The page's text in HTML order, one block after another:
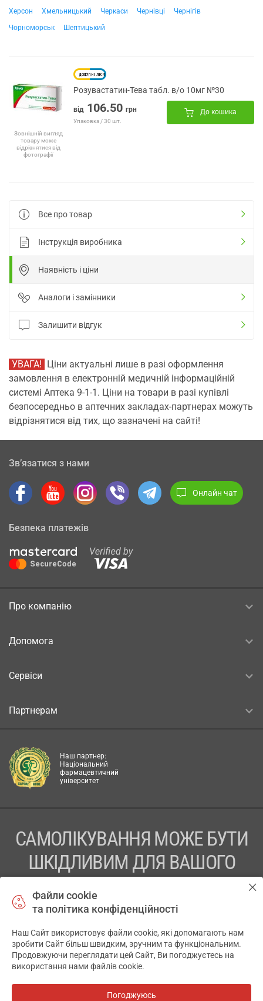
Херсон
Хмельницький Черкаси Чернівці
Чернігів
Чорноморськ
Шептицький
Зовнішній вигляд
товару може
відрізнятися від
фотографії
Розувастатин-Тева табл. в/о 10мг №30
від 106.50 грн
Упаковка / 30 шт.
До кошика
Все про товар
Інструкція виробника
Наявність і ціни
Аналоги і замінники
Залишити відгук
УВАГА! Ціни актуальні лише в разі оформлення
замовлення в електронній медичній інформаційній
системі Аптека 9-1-1. Ціни на товари в разі купівлі
безпосередньо в аптечних закладах-партнерах можуть
відрізнятися від тих, що зазначені на сайті!
Зв’язатися з нами
Онлайн чат
Безпека платежів
Про компанію
Допомога
Сервіси
Партнерам
Наш партнер:
Національний
фармацевтичний
університет
САМОЛІКУВАННЯ МОЖЕ БУТИ
ШКІДЛИВИМ ДЛЯ ВАШОГО
ПЕРЕД ЗАСТОСУВАННЯМ ПРЕПАРАТУ ПРОКОНСУЛЬТУЙТЕСЬ
ТОВ «АПТЕКА 911.ЮА» Код ЄДРПОУ 43631965.
Відмова від відповідальності
© 2014-2026. Медична інформаційна система АПТЕКА911.ЮА
Файли cookie
та політика конфіденційності
Наш Сайт використовує файли cookie, які допомагають нам
зробити Сайт більш швидким, зручним та функціональним.
Продовжуючи переглядати цей Сайт, Ви погоджуєтесь на
використання нами файлів cookie.
Погоджуюсь
✕